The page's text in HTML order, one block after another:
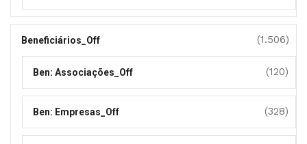
Beneficiários_Off (1.506)
Ben: Associações_Off (120)
Ben: Empresas_Off (328)